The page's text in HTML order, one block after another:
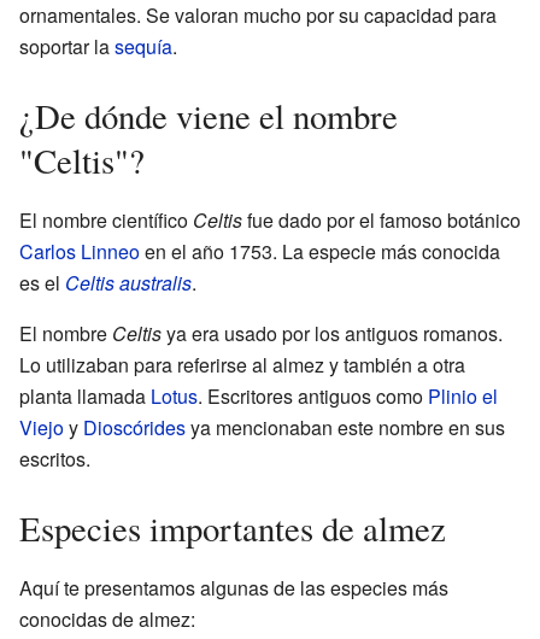
ornamentales. Se valoran mucho por su capacidad para
soportar lasequía.
¿De dónde viene el nombre
"Celtis"?
El nombre científico Celtisfue dado por el famoso botánico
Carlos Linneoen el año 1753. La especie más conocida
es el Celtis australis.
El nombre Celtisya era usado por los antiguos romanos.
Lo utilizaban para referirse al almez y también a otra
planta llamada Lotus. Escritores antiguos como Plinio el
Viejoy Dioscóridesya mencionaban este nombre en sus
escritos.
Especies importantes de almez
Aquí te presentamos algunas de las especies más
conocidas de almez: